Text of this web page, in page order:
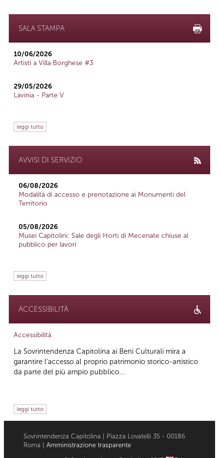
SALA STAMPA
10/06/2026
Artisti a Villa Borghese #3
29/05/2026
Lavinia - Parte V
leggi tutto
AVVISI DI SERVIZIO
06/08/2026
Modalità di accesso e prenotazione ai Monumenti del
Territorio
05/08/2026
Musei Capitolini: Sale degli Horti di Mecenate chiuse al
pubblico per lavori
leggi tutto
ACCESSIBILITÀ
Accessibilità
La Sovrintendenza Capitolina ai Beni Culturali mira a
garantire l’accesso al proprio patrimonio storico-artistico
da parte del più ampio pubblico...
leggi tutto
Sovrintendenza Capitolina | Piazza Lovatelli 35 - 00186
Roma | Amministrazione trasparente